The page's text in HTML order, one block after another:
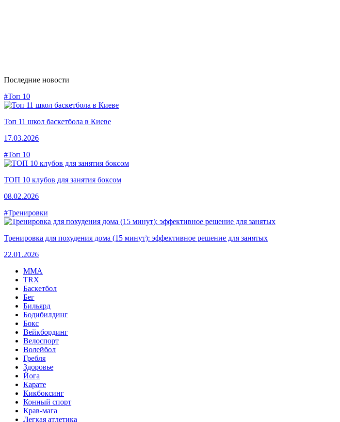
Последние новости
#Топ 10
Топ 11 школ баскетбола в Киеве
17.03.2026
#Топ 10
ТОП 10 клубов для занятия боксом
08.02.2026
#Тренировки
Тренировка для похудения дома (15 минут): эффективное решение для занятых
22.01.2026
MMA
TRX
Баскетбол
Бег
Бильярд
Бодибилдинг
Бокс
Вейкбординг
Велоспорт
Волейбол
Гребля
Здоровье
Йога
Карате
Кикбоксинг
Конный спорт
Крав-мага
Легкая атлетика